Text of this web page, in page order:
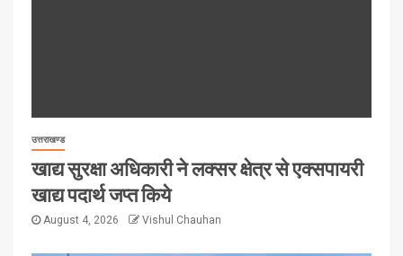
उत्तराखण्ड
खाद्य सुरक्षा अधिकारी ने लक्सर क्षेत्र से एक्सपायरी
खाद्य पदार्थ जप्त किये
August 4, 2026 Vishul Chauhan